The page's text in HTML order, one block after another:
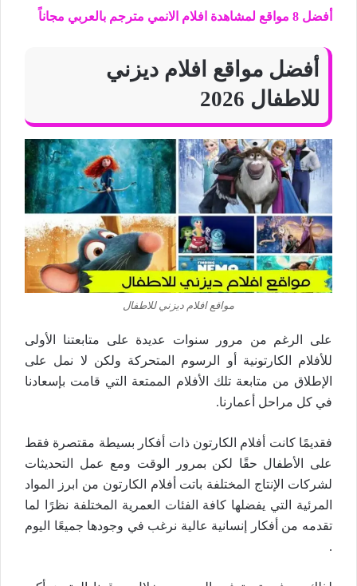
أفضل 8 مواقع لمشاهدة افلام الانمي مترجم بالعربي مجاناً
أفضل مواقع افلام ديزني
للاطفال 2026
مواقع افلام ديزني للاطفال
على الرغم من مرور سنوات عديدة على متابعتنا الأولى
للأفلام الكارتونية أو الرسوم المتحركة ولكن لا نمل على
الإطلاق من متابعة تلك الأفلام الممتعة التي قامت بإسعادنا
في كل مراحل أعمارنا.
فقديمًا كانت أفلام الكارتون ذات أفكار بسيطة مقتصرة فقط
على الأطفال حقًا لكن بمرور الوقت ومع عمل التحديثات
لشركات الإنتاج المختلفة باتت أفلام الكارتون من ابرز المواد
المرئية التي يفضلها كافة الفئات العمرية المختلفة نظرًا لما
تقدمه من أفكار إنسانية عالية نرغب في وجودها جميعًا اليوم
.